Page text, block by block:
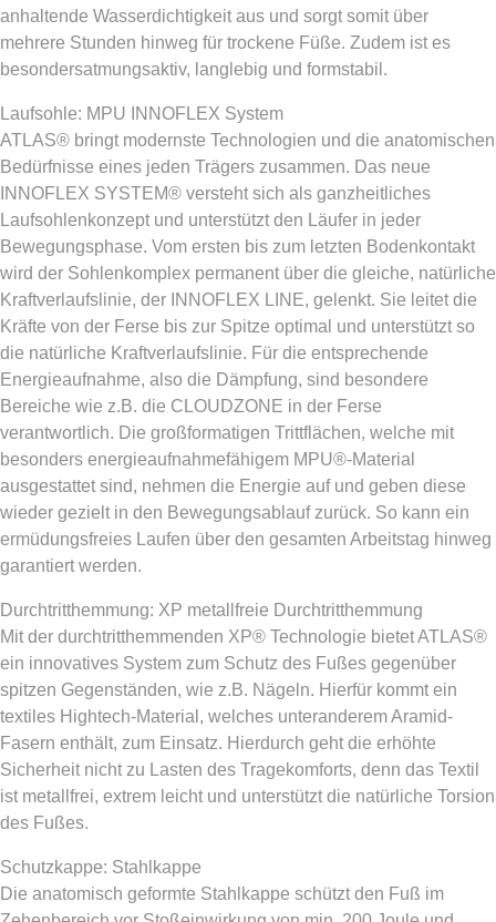
anhaltende Wasserdichtigkeit aus und sorgt somit über
mehrere Stunden hinweg für trockene Füße. Zudem ist es
besondersatmungsaktiv, langlebig und formstabil.
Laufsohle: MPU INNOFLEX System
ATLAS® bringt modernste Technologien und die anatomischen
Bedürfnisse eines jeden Trägers zusammen. Das neue
INNOFLEX SYSTEM® versteht sich als ganzheitliches
Laufsohlenkonzept und unterstützt den Läufer in jeder
Bewegungsphase. Vom ersten bis zum letzten Bodenkontakt
wird der Sohlenkomplex permanent über die gleiche, natürliche
Kraftverlaufslinie, der INNOFLEX LINE, gelenkt. Sie leitet die
Kräfte von der Ferse bis zur Spitze optimal und unterstützt so
die natürliche Kraftverlaufslinie. Für die entsprechende
Energieaufnahme, also die Dämpfung, sind besondere
Bereiche wie z.B. die CLOUDZONE in der Ferse
verantwortlich. Die großformatigen Trittflächen, welche mit
besonders energieaufnahmefähigem MPU®-Material
ausgestattet sind, nehmen die Energie auf und geben diese
wieder gezielt in den Bewegungsablauf zurück. So kann ein
ermüdungsfreies Laufen über den gesamten Arbeitstag hinweg
garantiert werden.
Durchtritthemmung: XP metallfreie Durchtritthemmung
Mit der durchtritthemmenden XP® Technologie bietet ATLAS®
ein innovatives System zum Schutz des Fußes gegenüber
spitzen Gegenständen, wie z.B. Nägeln. Hierfür kommt ein
textiles Hightech-Material, welches unteranderem Aramid-
Fasern enthält, zum Einsatz. Hierdurch geht die erhöhte
Sicherheit nicht zu Lasten des Tragekomforts, denn das Textil
ist metallfrei, extrem leicht und unterstützt die natürliche Torsion
des Fußes.
Schutzkappe: Stahlkappe
Die anatomisch geformte Stahlkappe schützt den Fuß im